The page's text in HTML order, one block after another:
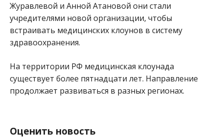
Журавлевой и Анной Атановой они стали
учредителями новой организации, чтобы
встраивать медицинских клоунов в систему
здравоохранения.
На территории РФ медицинская клоунада
существует более пятнадцати лет. Направление
продолжает развиваться в разных регионах.
Оценить новость